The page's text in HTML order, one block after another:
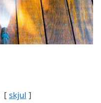
skjul